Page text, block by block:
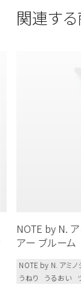
エチドロン酸、Ｅ
関連す
NOTE by N. ア
アー ブルーム
NOTE by N. アミノ
うねり
うるおい